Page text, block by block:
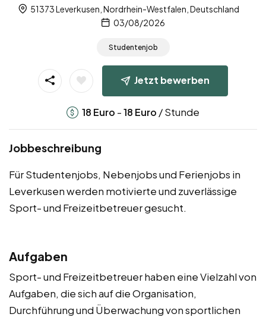
51373 Leverkusen, Nordrhein-Westfalen, Deutschland
03/08/2026
Studentenjob
Jetzt bewerben
18 Euro -18 Euro / Stunde
Jobbeschreibung
Für Studentenjobs, Nebenjobs und Ferienjobs in
Leverkusen werden motivierte und zuverlässige
Sport- und Freizeitbetreuer gesucht.
Aufgaben
Sport- und Freizeitbetreuer haben eine Vielzahl von
Aufgaben, die sich auf die Organisation,
Durchführung und Überwachung von sportlichen